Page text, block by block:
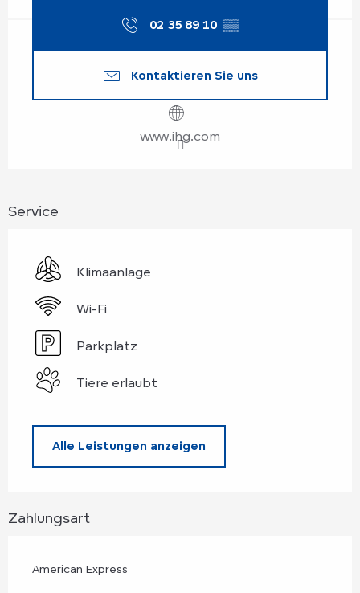
02 35 89 10 ▒▒
Kontaktieren Sie uns
www.ihg.com
Service
Klimaanlage
Wi-Fi
Parkplatz
Tiere erlaubt
Alle Leistungen anzeigen
Zahlungsart
American Express